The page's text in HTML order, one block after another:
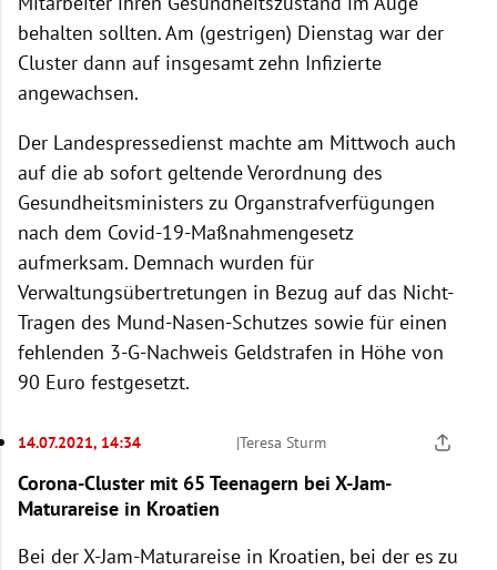
behalten sollten. Am (gestrigen) Dienstag war der
Cluster dann auf insgesamt zehn Infizierte
angewachsen.
Der Landespressedienst machte am Mittwoch auch
auf die ab sofort geltende Verordnung des
Gesundheitsministers zu Organstrafverfügungen
nach dem Covid-19-Maßnahmengesetz
aufmerksam. Demnach wurden für
Verwaltungsübertretungen in Bezug auf das Nicht-
Tragen des Mund-Nasen-Schutzes sowie für einen
fehlenden 3-G-Nachweis Geldstrafen in Höhe von
90 Euro festgesetzt.
14.07.2021, 14:34 |Teresa Sturm
Corona-Cluster mit 65 Teenagern bei X-Jam-
Maturareise in Kroatien
Bei der X-Jam-Maturareise in Kroatien, bei der es zu